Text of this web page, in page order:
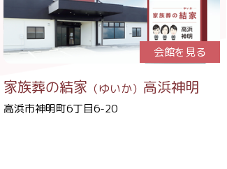
会館を見る
家族葬の結家 （ゆいか） 高浜神明
高浜市神明町6丁目6-20